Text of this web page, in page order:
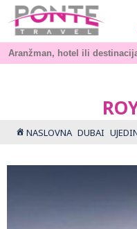
NASLOVNA DUBAI